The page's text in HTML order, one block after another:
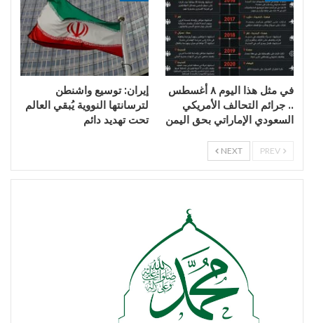
في مثل هذا اليوم ٨ أغسطس
.. جرائم التحالف الأمريكي
السعودي الإماراتي بحق اليمن
إيران: توسيع واشنطن
لترسانتها النووية يُبقي العالم
تحت تهديد دائم
NEXT